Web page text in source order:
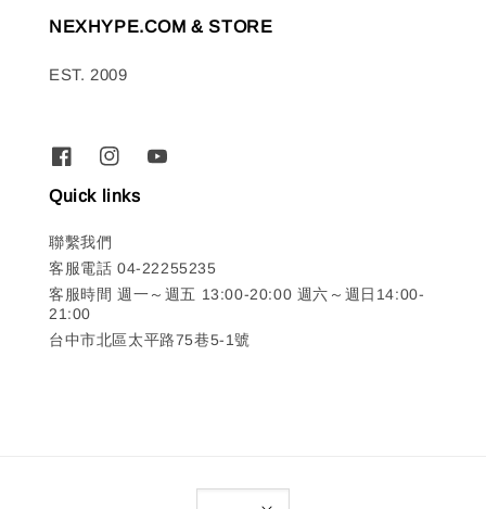
NEXHYPE.COM & STORE
EST. 2009
Quick links
聯繫我們
客服電話 04-22255235
客服時間 週一～週五 13:00-20:00 週六～週日14:00-
21:00
台中市北區太平路75巷5-1號